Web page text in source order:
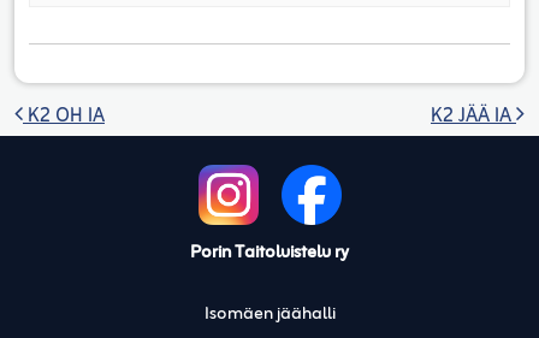
Artikkelien selaus
K2 OH IA K2 JÄÄ IA
Porin Taitoluistelu ry
Isomäen jäähalli